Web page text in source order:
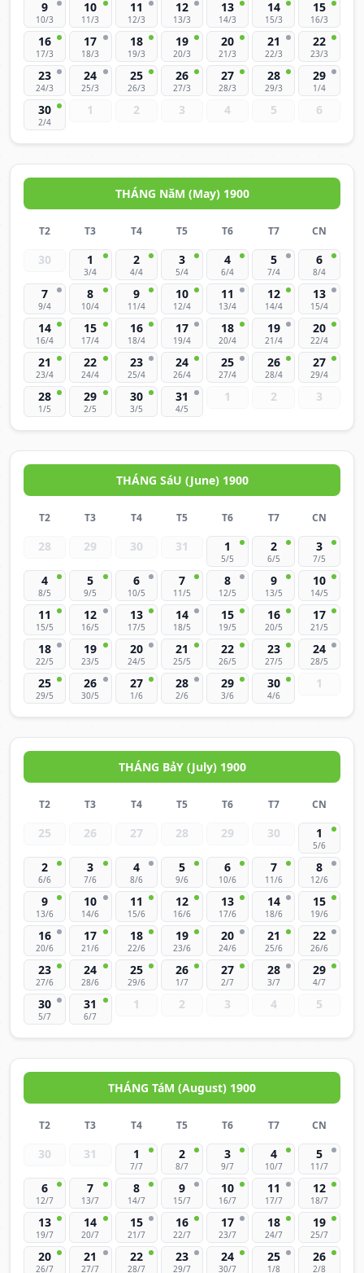
9
10/3
10
11/3
11
12/3
12
13/3
13
14/3
14
15/3
15
16/3
16
17/3
17
18/3
18
19/3
19
20/3
20
21/3
21
22/3
22
23/3
23
24/3
24
25/3
25
26/3
26
27/3
27
28/3
28
29/3
29
1/4
30
2/4
1 2 3 4 5 6
THÁNG NăM (May) 1900
T2 T3 T4 T5 T6 T7 CN
30 1
3/4
2
4/4
3
5/4
4
6/4
5
7/4
6
8/4
7
9/4
8
10/4
9
11/4
10
12/4
11
13/4
12
14/4
13
15/4
14
16/4
15
17/4
16
18/4
17
19/4
18
20/4
19
21/4
20
22/4
21
23/4
22
24/4
23
25/4
24
26/4
25
27/4
26
28/4
27
29/4
28
1/5
29
2/5
30
3/5
31
4/5
1 2 3
THÁNG SáU (June) 1900
T2 T3 T4 T5 T6 T7 CN
28 29 30 31 1
5/5
2
6/5
3
7/5
4
8/5
5
9/5
6
10/5
7
11/5
8
12/5
9
13/5
10
14/5
11
15/5
12
16/5
13
17/5
14
18/5
15
19/5
16
20/5
17
21/5
18
22/5
19
23/5
20
24/5
21
25/5
22
26/5
23
27/5
24
28/5
25
29/5
26
30/5
27
1/6
28
2/6
29
3/6
30
4/6
1
THÁNG BảY (July) 1900
T2 T3 T4 T5 T6 T7 CN
25 26 27 28 29 30 1
5/6
2
6/6
3
7/6
4
8/6
5
9/6
6
10/6
7
11/6
8
12/6
9
13/6
10
14/6
11
15/6
12
16/6
13
17/6
14
18/6
15
19/6
16
20/6
17
21/6
18
22/6
19
23/6
20
24/6
21
25/6
22
26/6
23
27/6
24
28/6
25
29/6
26
1/7
27
2/7
28
3/7
29
4/7
30
5/7
31
6/7
1 2 3 4 5
THÁNG TáM (August) 1900
T2 T3 T4 T5 T6 T7 CN
30 31 1
7/7
2
8/7
3
9/7
4
10/7
5
11/7
6
12/7
7
13/7
8
14/7
9
15/7
10
16/7
11
17/7
12
18/7
13
19/7
14
20/7
15
21/7
16
22/7
17
23/7
18
24/7
19
25/7
20
26/7
21
27/7
22
28/7
23
29/7
24
30/7
25
1/8
26
2/8